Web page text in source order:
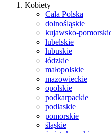
Kobiety
Cała Polska
dolnośląskie
kujawsko-
lubelskie
lubuskie
łódzkie
małopolskie
mazowieckie
opolskie
podkarpackie
podlaskie
pomorskie
śląskie